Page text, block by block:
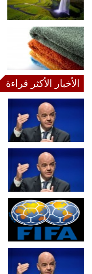
الأخبار الأكثر قراءة